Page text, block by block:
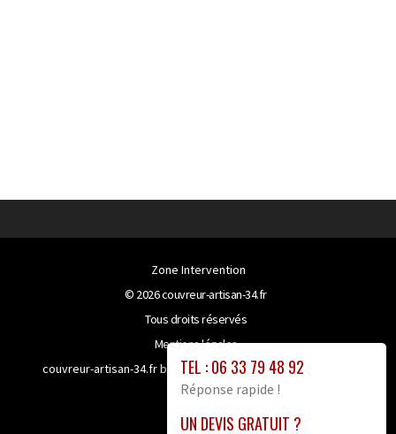
TEL : 06 33 79 48 92
Réponse rapide !
UN DEVIS GRATUIT ?
Zone Intervention
© 2026couvreur-artisan-34.fr
Tous droits réservés
Mentions légales
couvreur-artisan-34.fr bénéficie de la technologie
site proxy